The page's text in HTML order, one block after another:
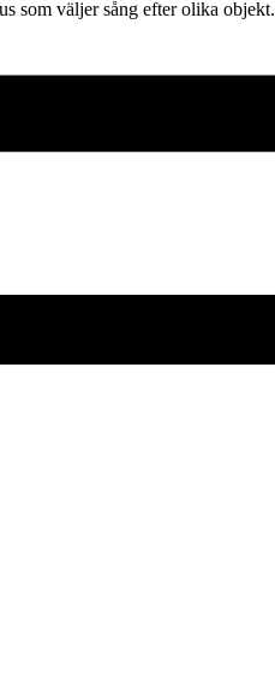
som väljer sång efter olika objekt.